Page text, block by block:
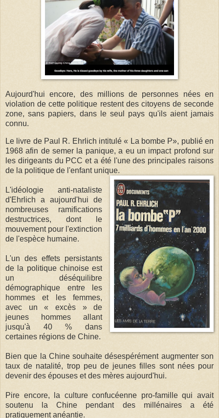
Aujourd'hui encore, des millions de personnes nées en
violation de cette politique restent des citoyens de seconde
zone, sans papiers, dans le seul pays qu'ils aient jamais
connu.
Le livre de Paul R. Ehrlich intitulé « La bombe P», publié en
1968 afin de semer la panique, a eu un impact profond sur
les dirigeants du PCC et a été l'une des principales raisons
de la politique de l'enfant unique.
L'idéologie anti-nataliste
d'Ehrlich a aujourd'hui de
nombreuses ramifications
destructrices, dont le
mouvement pour l'extinction
de l'espèce humaine.
L'un des effets persistants
de la politique chinoise est
un déséquilibre
démographique entre les
hommes et les femmes,
avec un « excès » de
jeunes hommes allant
jusqu'à 40 % dans
certaines régions de Chine.
Bien que la Chine souhaite désespérément augmenter son
taux de natalité, trop peu de jeunes filles sont nées pour
devenir des épouses et des mères aujourd'hui.
Pire encore, la culture confucéenne pro-famille qui avait
soutenu la Chine pendant des millénaires a été
pratiquement anéantie.